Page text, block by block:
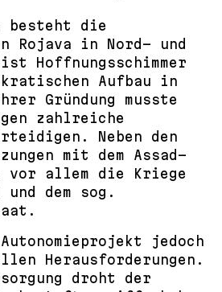
besteht die
Rojava in Nord- und
Hoffnungsschimmer
Aufbau in
Gründung musste
zahlreiche
Neben den
mit dem Assad-
vor allem die Kriege
dem sog.
jedoch
Herausforderungen.
droht der